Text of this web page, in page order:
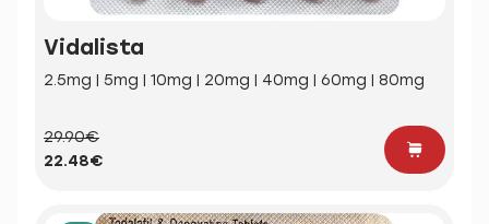
Vidalista
2.5mg | 5mg | 10mg | 20mg | 40mg | 60mg | 80mg
29.90€
22.48€